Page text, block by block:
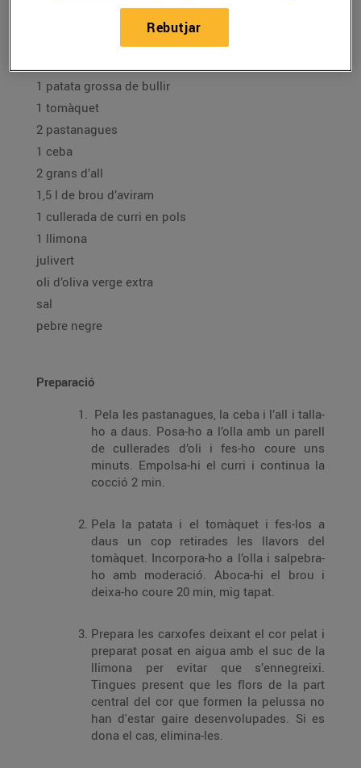
Ingredients per a 4 persones
1 patata grossa de bullir
1 tomàquet
2 pastanagues
1 ceba
2 grans d’all
1,5 l de brou d’aviram
1 cullerada de curri en pols
1 llimona
julivert
oli d’oliva verge extra
sal
pebre negre
Preparació
Pela les pastanagues, la ceba i l’all i talla-
ho a daus. Posa-ho a l’olla amb un parell
de cullerades d’oli i fes-ho coure uns
minuts. Empolsa-hi el curri i continua la
cocció 2 min.
Pela la patata i el tomàquet i fes-los a
daus un cop retirades les llavors del
tomàquet. Incorpora-ho a l’olla i salpebra-
ho amb moderació. Aboca-hi el brou i
deixa-ho coure 20 min, mig tapat.
Prepara les carxofes deixant el cor pelat i
preparat posat en aigua amb el suc de la
llimona per evitar que s’ennegreixi.
Tingues present que les flors de la part
central del cor que formen la pelussa no
han d'estar gaire desenvolupades. Si es
dona el cas, elimina-les.
Rebutjar